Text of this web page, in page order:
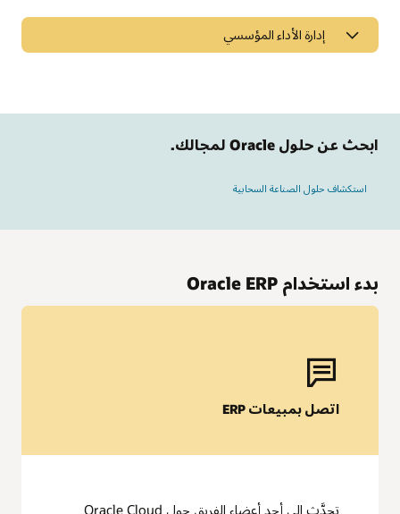
إدارة الأداء المؤسسي
Oracle Fusion Cloud EPM
يساعد في تحسين الدقة والمرونة من خلال التخطيط التنبؤي ونمذجة
قرارات الأعمال الأكثر وعيًا.
يمكن تبسيطالتجميعات والتسويات وإعداد التقارير باستخدام الأتمتة.
ابحث عن حلول Oracle لمجالك.
استكشاف حلول الصناعة السحابية
بدء استخدام Oracle ERP
اتصل بمبيعات ERP
تحدَّث إلى أحد أعضاء الفريق حول Oracle Cloud